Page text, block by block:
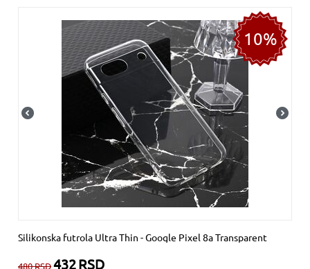
10%
Silikonska futrola Ultra Thin - Google Pixel 8a Transparent
480RSD432RSD